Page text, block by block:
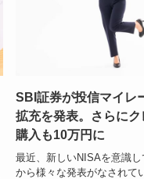
SBI証券が投信マイレ
拡充を発表。さらに
購入も10万円に
最近、新しいNISAを意識
から様々な発表がなされて